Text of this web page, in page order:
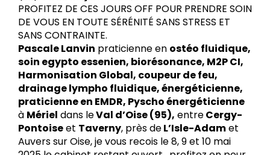
PROFITEZ DE CES JOURS OFF POUR PRENDRE SOIN
DE VOUS EN TOUTE SÉRÉNITÉ SANS STRESS ET
SANS CONTRAINTE.
Pascale Lanvin praticienne en ostéo fluidique,
soin egypto essenien, biorésonance, M2P CI,
Harmonisation Global, coupeur de feu,
drainage lympho fluidique, énergéticienne,
praticienne en EMDR, Pyscho énergéticienne
à Mériel dans leVal d’Oise (95), entreCergy-
Pontoiseet Taverny, près deL’Isle-Adamet
Auvers sur Oise, je vous recois le 8, 9 et 10 mai